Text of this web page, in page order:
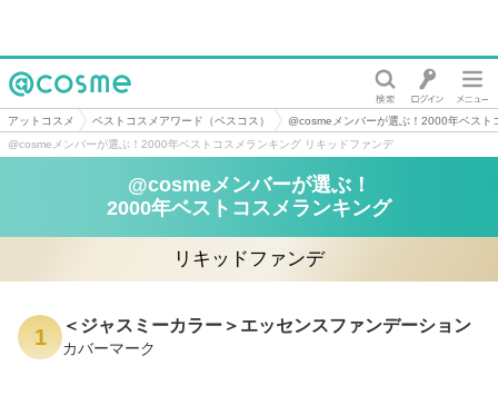
@cosme
アットコスメ ベストコスメアワード（ベスコス）
@cosmeメンバーが選ぶ！2000年ベスト
@cosmeメンバーが選ぶ！2000年ベストコスメランキング リキッドファンデ
@cosmeメンバーが選ぶ！
2000年ベストコスメランキング
リキッドファンデ
1 ＜ジャスミーカラー＞エッセンスファンデーション
カバーマーク